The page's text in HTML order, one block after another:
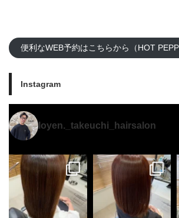
便利なWEB予約はこちらから（HOT
Instagram
loyen._takeuchi_hairsalon